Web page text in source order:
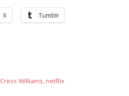
X Tumblr
Cress Williams,netflix